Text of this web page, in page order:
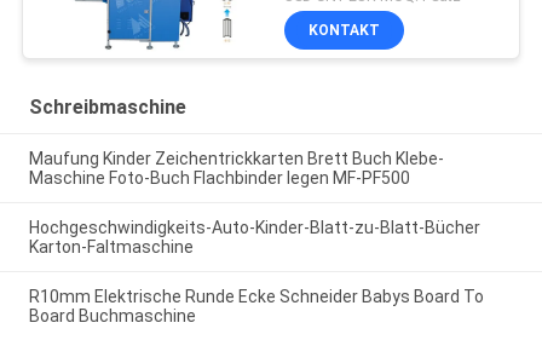
SKJ380AS
KONTAKT
Schreibmaschine
Maufung Kinder Zeichentrickkarten Brett Buch Klebe-
Maschine Foto-Buch Flachbinder legen MF-PF500
Hochgeschwindigkeits-Auto-Kinder-Blatt-zu-Blatt-Bücher
Karton-Faltmaschine
R10mm Elektrische Runde Ecke Schneider Babys Board To
Board Buchmaschine